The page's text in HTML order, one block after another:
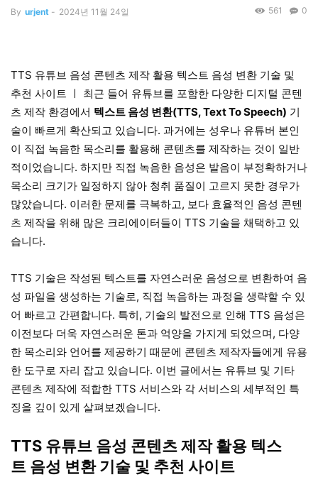
By urjent - 2024년 11월 24일 0
561
TTS 유튜브 음성 콘텐츠 제작 활용 텍스트 음성 변환 기술 및
추천 사이트 ㅣ 최근 들어 유튜브를 포함한 다양한 디지털 콘텐
츠 제작 환경에서 텍스트 음성 변환(TTS, Text To Speech) 기
술이 빠르게 확산되고 있습니다. 과거에는 성우나 유튜버 본인
이 직접 녹음한 목소리를 활용해 콘텐츠를 제작하는 것이 일반
적이었습니다. 하지만 직접 녹음한 음성은 발음이 부정확하거나
목소리 크기가 일정하지 않아 청취 품질이 고르지 못한 경우가
많았습니다. 이러한 문제를 극복하고, 보다 효율적인 음성 콘텐
츠 제작을 위해 많은 크리에이터들이 TTS 기술을 채택하고 있
습니다.
TTS 기술은 작성된 텍스트를 자연스러운 음성으로 변환하여 음
성 파일을 생성하는 기술로, 직접 녹음하는 과정을 생략할 수 있
어 빠르고 간편합니다. 특히, 기술의 발전으로 인해 TTS 음성은
이전보다 더욱 자연스러운 톤과 억양을 가지게 되었으며, 다양
한 목소리와 언어를 제공하기 때문에 콘텐츠 제작자들에게 유용
한 도구로 자리 잡고 있습니다. 이번 글에서는 유튜브 및 기타
콘텐츠 제작에 적합한 TTS 서비스와 각 서비스의 세부적인 특
징을 깊이 있게 살펴보겠습니다.
TTS 유튜브 음성 콘텐츠 제작 활용 텍스
트 음성 변환 기술 및 추천 사이트